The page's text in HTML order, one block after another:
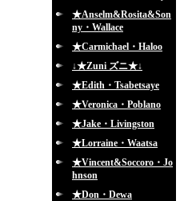
★Anselm&Rosita&Son
ny・Wallace
★Carmichael・Haloo
↓★Zuni ズニ★↓
★Edith・Tsabetsaye
★Veronica・Poblano
★Jake・Livingston
★Lorraine・Waatsa
★Vincent&Soccoro・Jo
hnson
★Don・Dewa